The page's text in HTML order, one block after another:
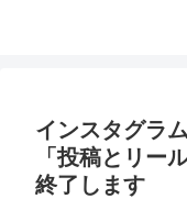
インスタグラ
「投稿とリー
終了します